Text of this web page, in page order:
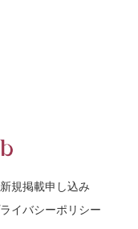
新規掲載申し込み
イバシーポリシー